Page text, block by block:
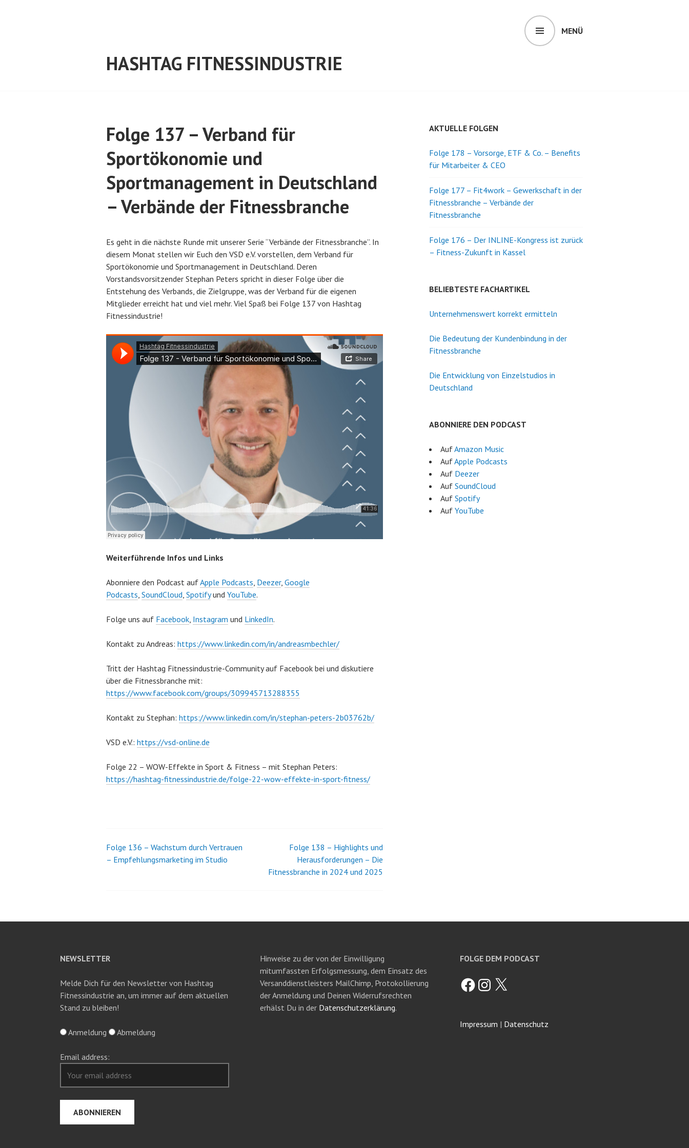
HASHTAG FITNESSINDUSTRIE
MENÜ
Folge 137 – Verband für
Sportökonomie und
Sportmanagement in Deutschland
– Verbände der Fitnessbranche
e
r
ö
f
f
e
n
e
r
1
1
2
2
4
o
n
A
B
e
c
h
Es geht in die nächste Runde mit unserer Serie “Verbände der Fitnessbranche”. In
diesem Monat stellen wir Euch den VSD e.V. vorstellen, dem Verband für
Sportökonomie und Sportmanagement in Deutschland. Deren
Vorstandsvorsitzender Stephan Peters spricht in dieser Folge über die
Entstehung des Verbands, die Zielgruppe, was der Verband für die eigenen
Mitglieder erreicht hat und viel mehr. Viel Spaß bei Folge 137 von Hashtag
Fitnessindustrie!
Weiterführende Infos und Links
Abonniere den Podcast aufApple Podcasts, Deezer, Google
Podcasts, SoundCloud, Spotifyund YouTube.
Folge uns auf Facebook, Instagram und LinkedIn.
Kontakt zu Andreas: https://www.linkedin.com/in/andreasmbechler/
Tritt der Hashtag Fitnessindustrie-Community auf Facebook bei und diskutiere
über die Fitnessbranche mit:
https://www.facebook.com/groups/309945713288355
Kontakt zu Stephan: https://www.linkedin.com/in/stephan-peters-2b03762b/
VSD e.V.: https://vsd-online.de
Folge 22 – WOW-Effekte in Sport & Fitness – mit Stephan Peters:
https://hashtag-fitnessindustrie.de/folge-22-wow-effekte-in-sport-fitness/
Beitrags-
Folge 136 – Wachstum durch Vertrauen
– Empfehlungsmarketing im Studio
Folge 138 – Highlights und
Herausforderungen – Die
Fitnessbranche in 2024 und 2025
AKTUELLE FOLGEN
Folge 178 – Vorsorge, ETF & Co. – Benefits
für Mitarbeiter & CEO
Folge 177 – Fit4work – Gewerkschaft in der
Fitnessbranche – Verbände der
Fitnessbranche
Folge 176 – Der INLINE-Kongress ist zurück
– Fitness-Zukunft in Kassel
BELIEBTESTE FACHARTIKEL
Unternehmenswert korrekt ermitteln
Die Bedeutung der Kundenbindung in der
Fitnessbranche
Die Entwicklung von Einzelstudios in
Deutschland
ABONNIERE DEN PODCAST
AufAmazon Music
AufApple Podcasts
Auf Deezer
Auf SoundCloud
Auf Spotify
Auf YouTube
NEWSLETTER
Melde Dich für den Newsletter von Hashtag
Fitnessindustrie an, um immer auf dem aktuellen
Stand zu bleiben!
Anmeldung Abmeldung
Email address:
Hinweise zu der von der Einwilligung
mitumfassten Erfolgsmessung, dem Einsatz des
Versanddienstleisters MailChimp, Protokollierung
der Anmeldung und Deinen Widerrufsrechten
erhälst Du in der Datenschutzerklärung.
FOLGE DEM PODCAST
FacebookInstagram
X
Impressum | Datenschutz